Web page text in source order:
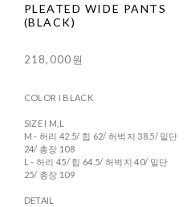
PLEATED WIDE PANTS
(BLACK)
218,000원
COLOR I BLACK
SIZE I M,L
M - 허리 42.5/ 힙 62/ 허벅지 38.5/ 밑단
24/ 총장 108
L - 허리 45/ 힙 64.5/ 허벅지 40/ 밑단
25/ 총장 109
DETAIL